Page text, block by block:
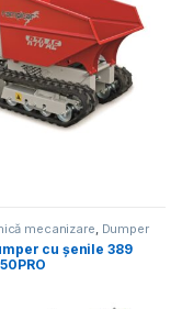
mecanizare, Dumper
cu șenile 389